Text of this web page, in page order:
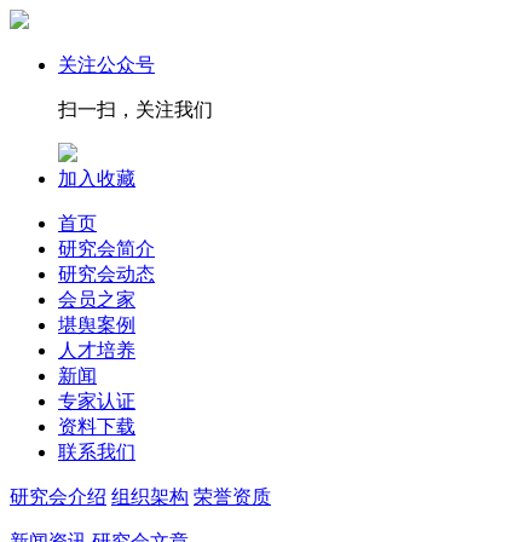
关注公众号
扫一扫，关注我们
加入收藏
首页
研究会简介
研究会动态
会员之家
堪舆案例
人才培养
新闻
专家认证
资料下载
联系我们
研究会介绍 组织架构 荣誉资质